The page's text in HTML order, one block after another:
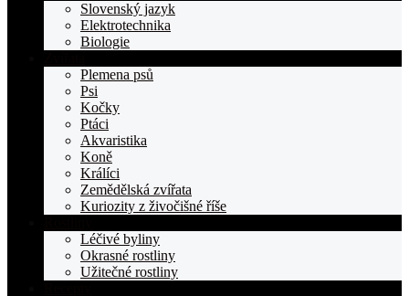
Slovenský jazyk
Elektrotechnika
Biologie
Plemena psů
Psi
Kočky
Ptáci
Akvaristika
Koně
Králíci
Zemědělská zvířata
Kuriozity z živočišné říše
Léčivé byliny
Okrasné rostliny
Užitečné rostliny